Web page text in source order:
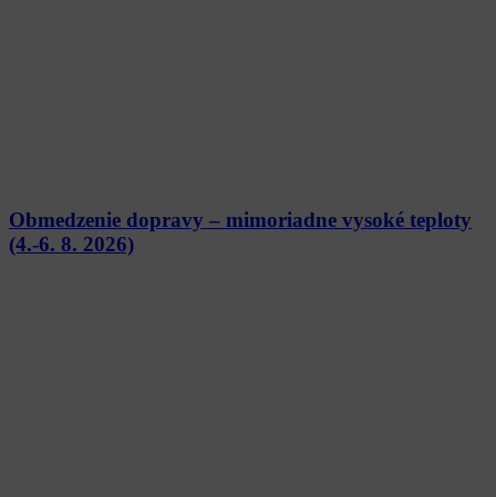
Obmedzenie dopravy – mimoriadne vysoké teploty
(4.-6. 8. 2026)